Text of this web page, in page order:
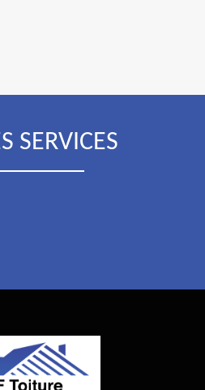
SERVICES